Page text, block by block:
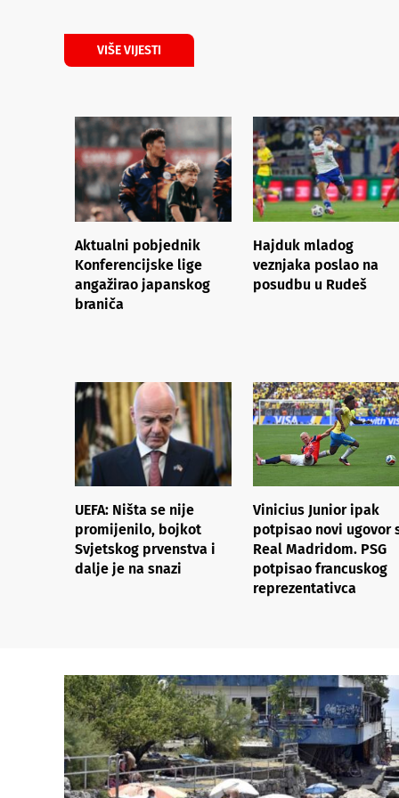
VIŠE VIJESTI
Aktualni pobjednik
Konferencijske lige
angažirao japanskog
braniča
Hajduk mladog
veznjaka poslao na
posudbu u Rudeš
UEFA: Ništa se nije
promijenilo, bojkot
Svjetskog prvenstva i
dalje je na snazi
Vinicius Junior ipak
potpisao novi ugovor
Real Madridom. PSG
potpisao francuskog
reprezentativca